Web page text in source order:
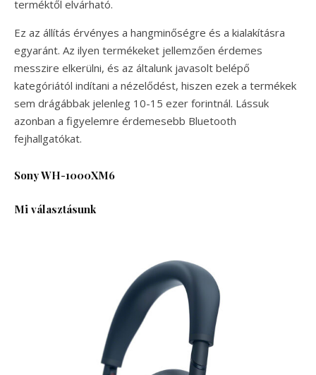
terméktől elvárható.
Ez az állítás érvényes a hangminőségre és a kialakításra
egyaránt. Az ilyen termékeket jellemzően érdemes
messzire elkerülni, és az általunk javasolt belépő
kategóriától indítani a nézelődést, hiszen ezek a termékek
sem drágábbak jelenleg 10-15 ezer forintnál. Lássuk
azonban a figyelemre érdemesebb Bluetooth
fejhallgatókat.
Sony WH-1000XM6
Mi választásunk